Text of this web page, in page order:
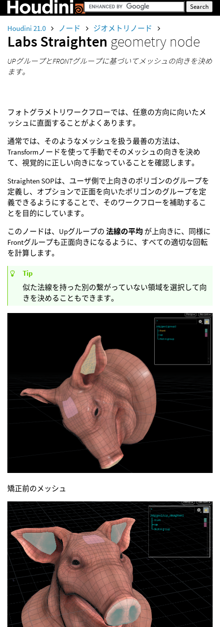
Houdini 21.0 ノード ジオメトリノード
Labs Straighten geometry node
UPグループとFRONTグループに基づいてメッシュの向きを決め
ます。
フォトグラメトリワークフローでは、任意の方向に向いたメ
ッシュに直面することがよくあります。
通常では、そのようなメッシュを扱う最善の方法は、
Transformノードを使って手動でそのメッシュの向きを決め
て、視覚的に正しい向きになっていることを確認します。
Straighten SOPは、ユーザ側で上向きのポリゴンのグループを
定義し、オプションで正面を向いたポリゴンのグループを定
義できるようにすることで、そのワークフローを補助するこ
とを目的にしています。
このノードは、Upグループの 法線の平均 が上向きに、同様に
Frontグループも正面向きになるように、すべての適切な回転
を計算します。
Tip
似た法線を持った別の繋がっていない領域を選択して向
きを決めることもできます。
矯正前のメッシュ